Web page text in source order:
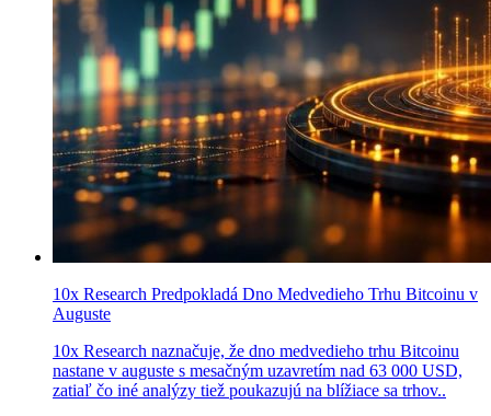
10x Research Predpokladá Dno Medvedieho Trhu Bitcoinu v
Auguste
10x Research naznačuje, že dno medvedieho trhu Bitcoinu
nastane v auguste s mesačným uzavretím nad 63 000 USD,
zatiaľ čo iné analýzy tiež poukazujú na blížiace sa trhov..